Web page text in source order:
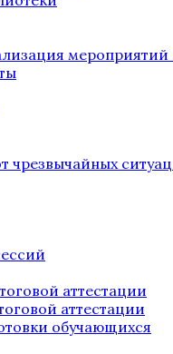
чрезвычайных
аттестации
аттестации
обучающихся